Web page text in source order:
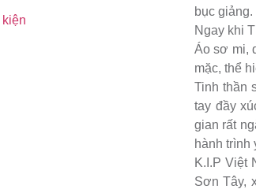
bục giảng.
Ngay khi
Áo sơ mi,
mặc, thể
Tinh thần
tay đầy
gian rất
hành trình
K.I.P Việt
Sơn Tây,